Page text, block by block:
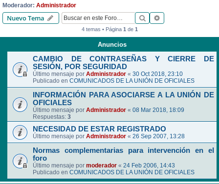
Moderador: Administrador
Nuevo Tema Buscar
4 temas • Página 1de 1
Anuncios
CAMBIO DE CONTRASEÑAS Y CIERRE DE
SESIÓN, POR SEGURIDAD
Último mensaje por Administrador « 30 Oct 2018, 23:10
Publicado en COMUNICADOS DE LA UNIÓN DE OFICIALES
INFORMACIÓN PARA ASOCIARSE A LA UNIÓN DE
OFICIALES
Último mensaje por Administrador « 08 Mar 2018, 18:09
Respuestas: 3
NECESIDAD DE ESTAR REGISTRADO
Último mensaje por Administrador « 26 Sep 2007, 13:28
Normas complementarias para intervención en el
foro
Último mensaje por moderador « 24 Feb 2006, 14:43
Publicado en COMUNICADOS DE LA UNIÓN DE OFICIALES